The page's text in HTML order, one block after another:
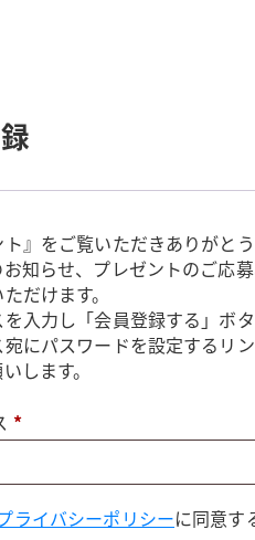
ト』をご覧いただきありがと
知らせ、プレゼントのご応
だけます。
入力し「会員登録する」ボ
にパスワードを設定するリ
します。
*必
ライバシーポリシーに同意す